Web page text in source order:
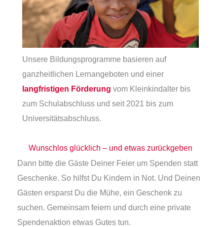
Unsere Bildungsprogramme basieren auf
ganzheitlichen Lernangeboten und einer
langfristigen Förderung vom Kleinkindalter bis
zum Schulabschluss und seit 2021 bis zum
Universitätsabschluss.
Wunschlos glücklich – und etwas zurückgeben
Dann bitte die Gäste Deiner Feier um Spenden statt
Geschenke. So hilfst Du Kindern in Not. Und Deinen
Gästen ersparst Du die Mühe, ein Geschenk zu
suchen. Gemeinsam feiern und durch eine private
Spendenaktion etwas Gutes tun.